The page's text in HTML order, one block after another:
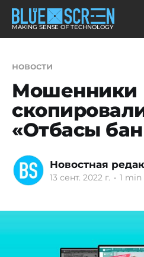
MAKING SENSE OF TECHNOLOGY
новости
Мошенники
«Отбасы
Новостная
13 сент. 2022 г. • 1 min